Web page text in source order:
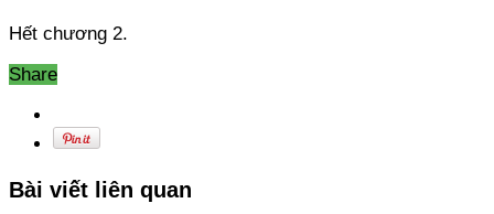
Hết chương 2.
Share
Bài viết liên quan